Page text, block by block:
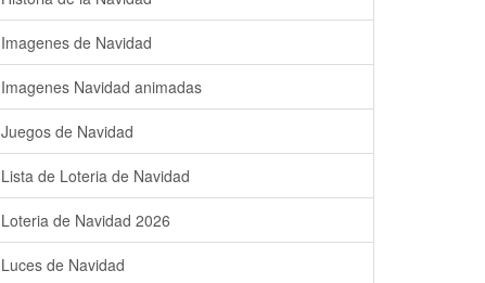
Imagenes de Navidad
Imagenes Navidad animadas
Juegos de Navidad
Lista de Loteria de Navidad
Loteria de Navidad 2026
Luces de Navidad